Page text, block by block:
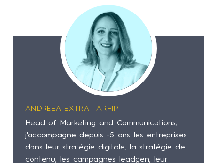
ANDREEA EXTRAT ARHIP
Head of Marketing and Communications,
j'accompagne depuis +5 ans les entreprises
dans leur stratégie digitale, la stratégie de
contenu, les campagnes leadgen, leur